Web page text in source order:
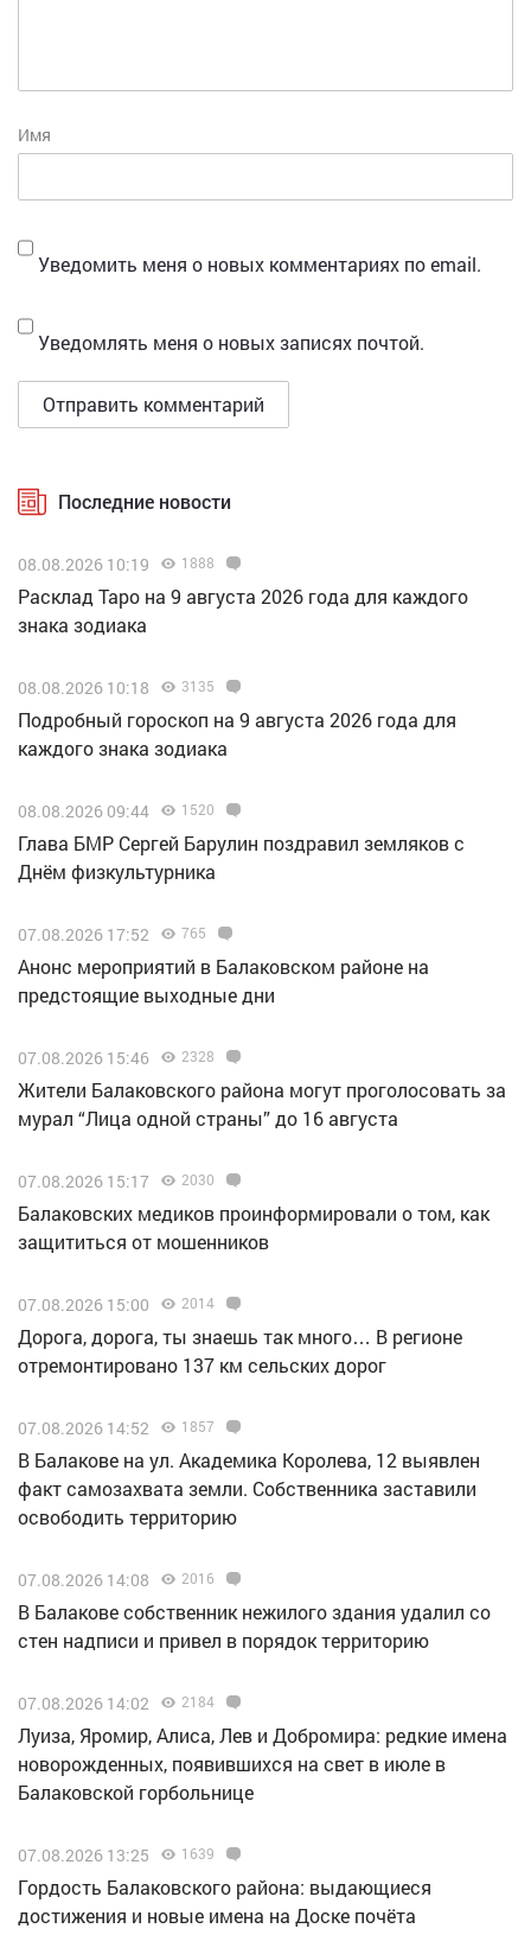
Имя
Уведомить меня о новых комментариях по email.
Уведомлять меня о новых записях почтой.
Последние новости
08.08.2026 10:19 1888
Расклад Таро на 9 августа 2026 года для каждого
знака зодиака
08.08.2026 10:18 3135
Подробный гороскоп на 9 августа 2026 года для
каждого знака зодиака
08.08.2026 09:44 1520
Глава БМР Сергей Барулин поздравил земляков с
Днём физкультурника
07.08.2026 17:52 765
Анонс мероприятий в Балаковском районе на
предстоящие выходные дни
07.08.2026 15:46 2328
Жители Балаковского района могут проголосовать за
мурал “Лица одной страны” до 16 августа
07.08.2026 15:17 2030
Балаковских медиков проинформировали о том, как
защититься от мошенников
07.08.2026 15:00 2014
Дорога, дорога, ты знаешь так много… В регионе
отремонтировано 137 км сельских дорог
07.08.2026 14:52 1857
В Балакове на ул. Академика Королева, 12 выявлен
факт самозахвата земли. Собственника заставили
освободить территорию
07.08.2026 14:08 2016
В Балакове собственник нежилого здания удалил со
стен надписи и привел в порядок территорию
07.08.2026 14:02 2184
Луиза, Яромир, Алиса, Лев и Добромира: редкие имена
новорожденных, появившихся на свет в июле в
Балаковской горбольнице
07.08.2026 13:25 1639
Гордость Балаковского района: выдающиеся
достижения и новые имена на Доске почёта